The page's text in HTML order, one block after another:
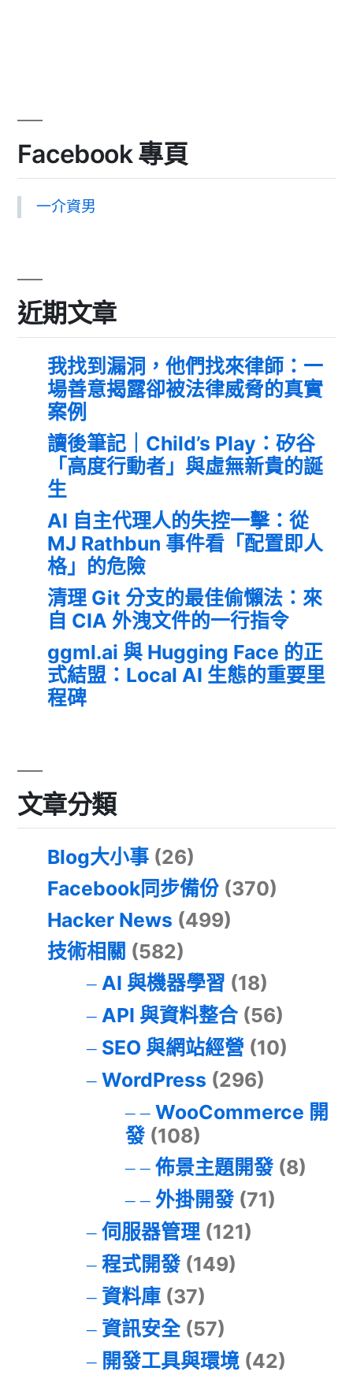
Facebook 專頁
一介資男
近期文章
我找到漏洞，他們找來律師：一
場善意揭露卻被法律威脅的真實
案例
讀後筆記｜Child’s Play：矽谷
「高度行動者」與虛無新貴的誕
生
AI 自主代理人的失控一擊：從
MJ Rathbun 事件看「配置即人
格」的危險
清理 Git 分支的最佳偷懶法：來
自 CIA 外洩文件的一行指令
ggml.ai 與 Hugging Face 的正
式結盟：Local AI 生態的重要里
程碑
文章分類
Blog大小事 (26)
Facebook同步備份 (370)
Hacker News (499)
技術相關 (582)
AI 與機器學習 (18)
API 與資料整合(56)
SEO 與網站經營 (10)
WordPress (296)
WooCommerce 開
發(108)
佈景主題開發(8)
外掛開發(71)
伺服器管理(121)
程式開發(149)
資料庫(37)
資訊安全(57)
開發工具與環境(42)